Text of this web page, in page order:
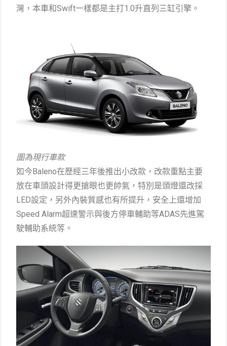
灣，本車和Swift一樣都是主打1.0升直列三缸引擎。
圖為現行車款
如今Baleno在歷經三年後推出小改款，改款重點主要
放在車頭設計得更搶眼也更帥氣，特別是頭燈還改採
LED設定，另外內裝質感也有所提升，安全上還增加
Speed Alarm超速警示與後方停車輔助等ADAS先進駕
駛輔助系統等。